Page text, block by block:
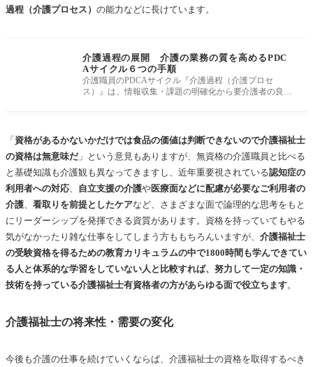
過程（介護プロセス） の能力などに長けています。
介護過程の展開 介護の業務の質を高めるPDC
Aサイクル６つの手順
介護職員のPDCAサイクル『介護過程（介護プロセ
ス）』は、情報収集・課題の明確化から要介護者の良さ
「資格があるかないかだけでは食品の価値は判断できないので介護福祉士
の資格は無意味だ」という意見もありますが、無資格の介護職員と比べる
と基礎知識も介護観も異なってきますし、近年重要視されている認知症の
利用者への対応
自立支援の介護や医療面などに配慮が必要なご利用者の
介護
看取りを前提としたケアなど、さまざまな面で論理的な思考をもと
にリーダーシップを発揮できる資質があります。資格を持っていてもやる
気がなかったり雑な仕事をしてしまう方ももちろんいますが、 介護福祉士
の受験資格を得るための教育カリキュラムの中で1800時間も学んできてい
る人と体系的な学習をしていない人と比較すれば、努力して一定の知識・
技術を持っている介護福祉士有資格者の方があらゆる面で役立ちます。
介護福祉士の将来性・需要の変化
今後も介護の仕事を続けていくならば、介護福祉士の資格を取得するべき